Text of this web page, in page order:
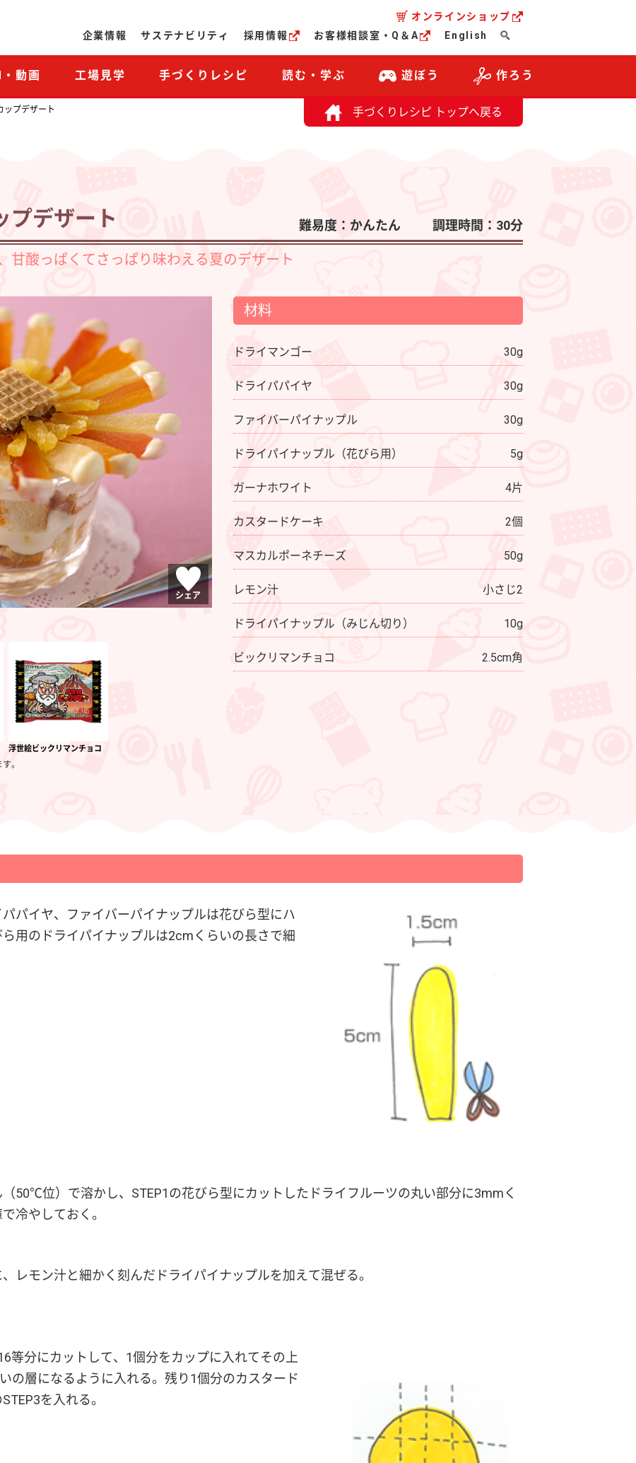
オンラインショップ
企業情報
サステナビリティ 採用情報 お客様相談室・Q＆A English
動画 工場見学 手づくりレシピ 読む・学ぶ 遊ぼう 作ろう
ップデザート 手づくりレシピ トップへ戻る
プデザート 難易度：かんたん 調理時間：30分
甘酸っぱくてさっぱり味わえる夏のデザート
シェア
浮世絵ビックリマンチョコ
。
材料
ドライマンゴー 30g
ドライパパイヤ 30g
ファイバーパイナップル 30g
ドライパイナップル（花びら用） 5g
ガーナホワイト 4片
カスタードケーキ 2個
マスカルポーネチーズ 50g
レモン汁 小さじ2
ドライパイナップル（みじん切り） 10g
ビックリマンチョコ 2.5cm角
パイヤ、ファイバーパイナップルは花びら型にハ
用のドライパイナップルは2cmくらいの長さで細
50℃位）で溶かし、STEP1の花びら型にカットしたドライフルーツの丸い部分に3mmく
冷やしておく。
レモン汁と細かく刻んだドライパイナップルを加えて混ぜる。
等分にカットして、1個分をカップに入れてその上
の層になるように入れる。残り1個分のカスタード
を入れる。